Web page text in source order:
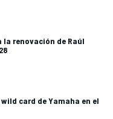
renovación de Raúl
card de Yamaha en el